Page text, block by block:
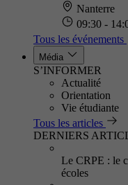
Nanterre
09:30 -
Tous les événements
Média
S’INFORMER
Actualité
Orientation
Vie étudiante
Tous les articles
DERNIERS
Le CRPE : le
écoles